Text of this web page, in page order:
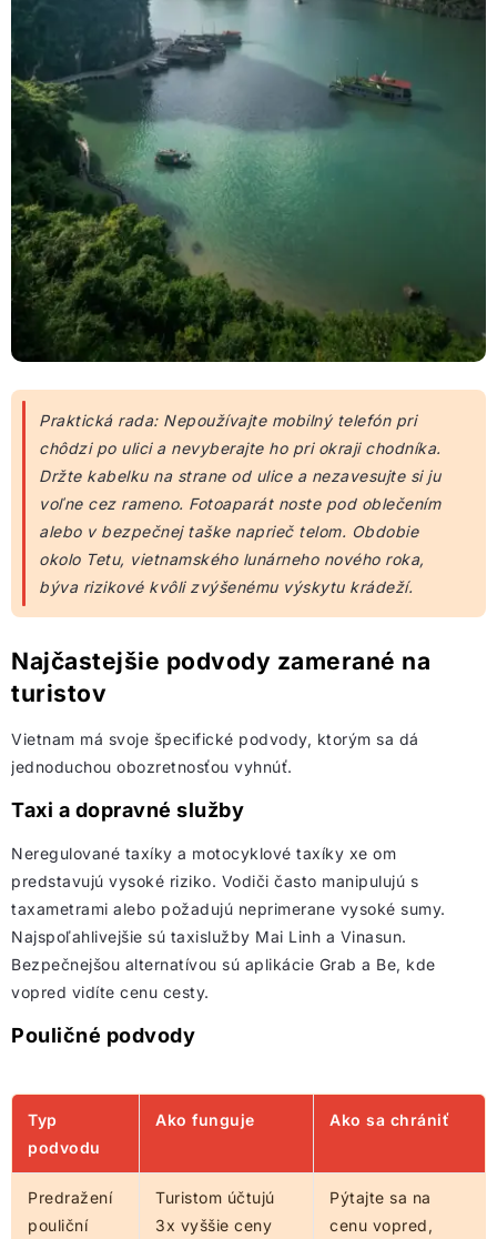
Praktická rada: Nepoužívajte mobilný telefón pri
chôdzi po ulici a nevyberajte ho pri okraji chodníka.
Držte kabelku na strane od ulice a nezavesujte si ju
voľne cez rameno. Fotoaparát noste pod oblečením
alebo v bezpečnej taške naprieč telom. Obdobie
okolo Tetu, vietnamského lunárneho nového roka,
býva rizikové kvôli zvýšenému výskytu krádeží.
Najčastejšie podvody zamerané na
turistov
Vietnam má svoje špecifické podvody, ktorým sa dá
jednoduchou obozretnosťou vyhnúť.
Taxi a dopravné služby
Neregulované taxíky a motocyklové taxíky xe om
predstavujú vysoké riziko. Vodiči často manipulujú s
taxametrami alebo požadujú neprimerane vysoké sumy.
Najspoľahlivejšie sú taxislužby Mai Linh a Vinasun.
Bezpečnejšou alternatívou sú aplikácie Grab a Be, kde
vopred vidíte cenu cesty.
Pouličné podvody
Typ
podvodu
Ako funguje Ako sa chrániť
Predražení
pouliční
Turistom účtujú
3x vyššie ceny
Pýtajte sa na
cenu vopred,